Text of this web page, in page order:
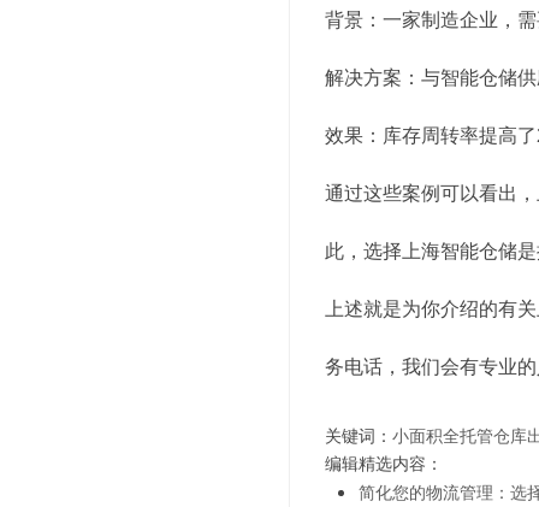
背景：一家制造企业，
解决方案：与智能仓储
效果：库存周转率提高
通过这些案例可以看出
此，选择上海智能仓储
上述就是为你介绍的有
务电话，我们会有专业
关键词： 小面积全托管仓库
编辑精选内容：
简化您的物流管理：选